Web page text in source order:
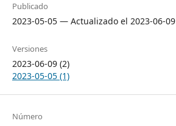
Publicado
2023-05-05 — Actualizado el 2023-06-09
Versiones
2023-06-09 (2)
2023-05-05 (1)
Número